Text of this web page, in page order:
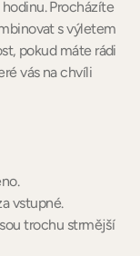
Procházíte
s výletem
pokud máte rádi
vás na chvíli
vstupné.
trochu strmější